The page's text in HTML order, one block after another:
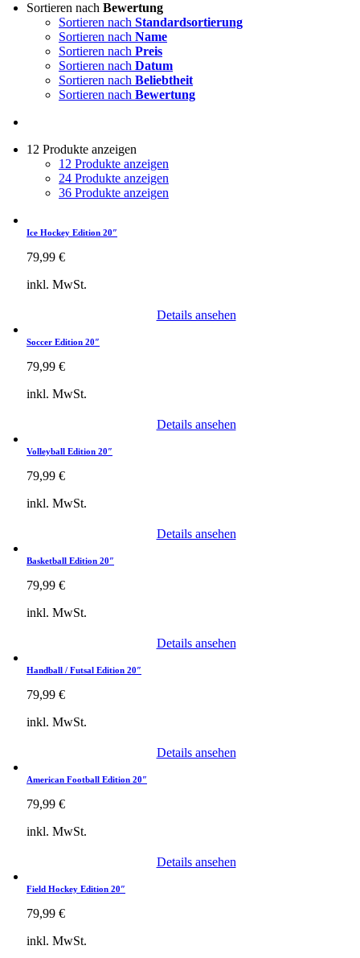
Sortieren nach Bewertung
Sortieren nach Standardsortierung
Sortieren nach Name
Sortieren nach Preis
Sortieren nach Datum
Sortieren nach Beliebtheit
Sortieren nach Bewertung
12 Produkte anzeigen
12 Produkte anzeigen
24 Produkte anzeigen
36 Produkte anzeigen
Ice Hockey Edition 20″
79,99 €
inkl. MwSt.
Details ansehen
Soccer Edition 20″
79,99 €
inkl. MwSt.
Details ansehen
Volleyball Edition 20″
79,99 €
inkl. MwSt.
Details ansehen
Basketball Edition 20″
79,99 €
inkl. MwSt.
Details ansehen
Handball / Futsal Edition 20″
79,99 €
inkl. MwSt.
Details ansehen
American Football Edition 20″
79,99 €
inkl. MwSt.
Details ansehen
Field Hockey Edition 20″
79,99 €
inkl. MwSt.